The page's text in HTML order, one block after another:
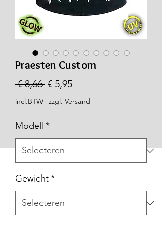
Praesten Custom
€ 8,66 Normale
prijs
€ 5,95Verkoopprijs
incl.BTW | zzgl. Versand
Modell *
Gewicht*